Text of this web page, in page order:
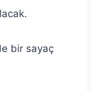
bir sayaç